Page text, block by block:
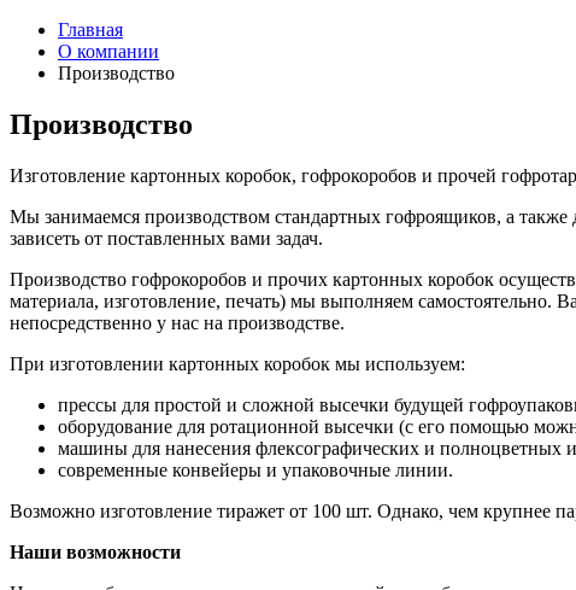
Главная
О компании
Производство
Производство
Изготовление картонных коробок, гофрокоробов и прочей
Мы занимаемся производством стандартных гофроящиков, а также
зависеть от поставленных вами задач.
Производство гофрокоробов и прочих картонных коробок
материала, изготовление, печать) мы выполняем самостоятельно.
непосредственно у нас на производстве.
При изготовлении картонных коробок мы используем:
прессы для простой и сложной высечки будущей
оборудование для ротационной высечки (с его помощью
машины для нанесения флексографических и полноцветных
современные конвейеры и упаковочные линии.
Возможно изготовление тиражет от 100 шт. Однако, чем крупнее
Наши возможности